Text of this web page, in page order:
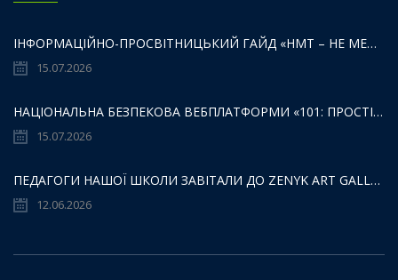
ІНФОРМАЦІЙНО-ПРОСВІТНИЦЬКИЙ ГАЙД «НМТ – НЕ МЕЖА ТВОЇХ МОЖЛИВОСТЕЙ».
15.07.2026
НАЦІОНАЛЬНА БЕЗПЕКОВА ВЕБПЛАТФОРМИ «101: ПРОСТІР БЕЗПЕКИ ДЛЯ ДІТЕЙ,БАТЬКІВ ТА ОСВІТЯН»:
15.07.2026
ПЕДАГОГИ НАШОЇ ШКОЛИ ЗАВІТАЛИ ДО ZENYK ART GALLERY
12.06.2026